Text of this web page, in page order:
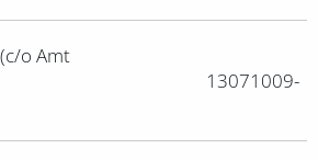
o Amt
13071009-